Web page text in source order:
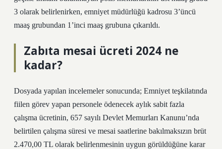
3 olarak belirlenirken, emniyet müdürlüğü kadrosu 3’üncü
maaş grubundan 1’inci maaş grubuna çıkarıldı.
Zabıta mesai ücreti 2024 ne
kadar?
Dosyada yapılan incelemeler sonucunda; Emniyet teşkilatında
fiilen görev yapan personele ödenecek aylık sabit fazla
çalışma ücretinin, 657 sayılı Devlet Memurları Kanunu’nda
belirtilen çalışma süresi ve mesai saatlerine bakılmaksızın brüt
2.470,00 TL olarak belirlenmesinin uygun görüldüğüne karar